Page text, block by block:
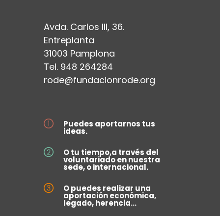
Avda. Carlos III, 36.
Entreplanta
31003 Pamplona
Tel. 948 264284
rode@fundacionrode.org
Puedes aportarnos tus
ideas.
O tu tiempo,a través del
voluntariado en nuestra
sede, o internacional.
O puedes realizar una
aportación económica,
legado, herencia...